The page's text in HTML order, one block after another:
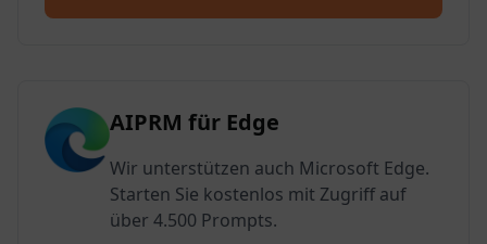
AIPRM für Edge
Wir unterstützen auch Microsoft Edge.
Starten Sie kostenlos mit Zugriff auf
über 4.500 Prompts.